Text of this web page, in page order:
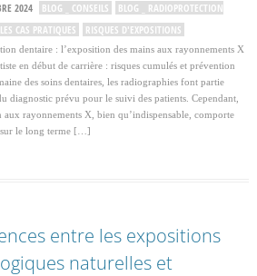
2024 BLOG _ CONSEILS
BLOG _ RADIOPROTECTION
LES CAS PRATIQUES RISQUES D'EXPOSITIONS
dentaire : l’exposition des mains aux rayonnements X
en début de carrière : risques cumulés et prévention
des soins dentaires, les radiographies font partie
diagnostic prévu pour le suivi des patients. Cependant,
aux rayonnements X, bien qu’indispensable, comporte
sur le long terme […]
entre les expositions
naturelles et